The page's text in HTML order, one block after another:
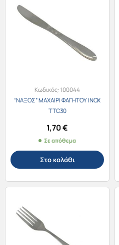
Κωδικός:100044
“ΝΑΞΟΣ” ΜΑΧΑΙΡΙ ΦΑΓΗΤΟΥ ΙΝΟΧ
TTC30
1,70€
Σε απόθεμα
Στο καλάθι